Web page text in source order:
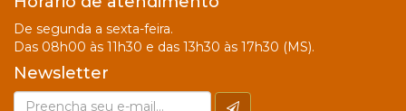
De segunda a sexta-feira.
Das 08h00 às 11h30 e das 13h30 às 17h30 (MS).
Newsletter